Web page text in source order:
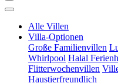
Alle Villen
Villa-Optionen
Große Familienvillen
Whirlpool Halal
Flitterwochenvillen
Haustierfreundlich